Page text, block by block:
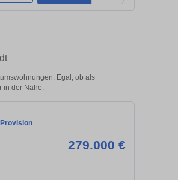
Egal, ob als
der Nähe.
Provision
279.000 €